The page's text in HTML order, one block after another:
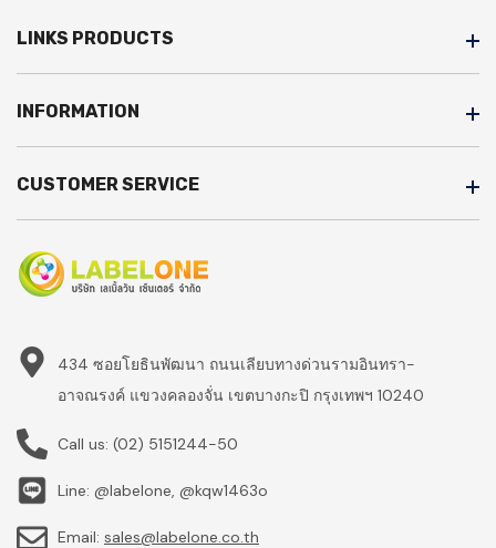
LINKS PRODUCTS
INFORMATION
CUSTOMER SERVICE
434 ซอยโยธินพัฒนา ถนนเลียบทางด่วนรามอินทรา-
อาจณรงค์ แขวงคลองจั่น เขตบางกะปิ กรุงเทพฯ 10240
Call us: (02) 5151244-50
Line: @labelone, @kqw1463o
Email: sales@labelone.co.th